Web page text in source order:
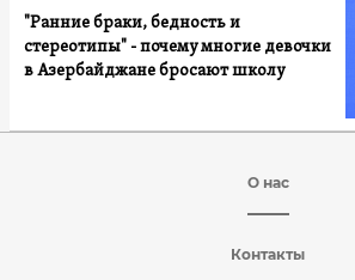
"Ранние браки, бедность и
стереотипы" - почему многие девочки
в Азербайджане бросают школу
О нас
Контакты